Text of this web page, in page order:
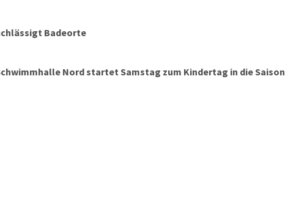
Badeorte
Nord startet Samstag zum Kindertag in die Saison